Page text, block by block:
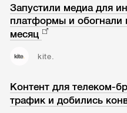
Запустили медиа для
платформы и обогнали
месяц
kite.
Контент для телеком-
трафик и добились